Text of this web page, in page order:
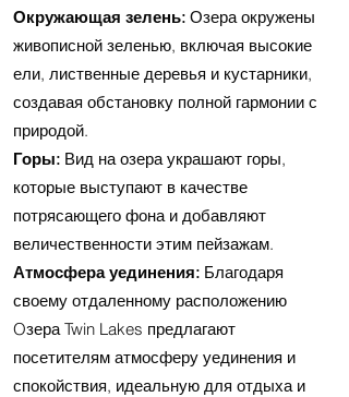
Окружающая зелень: Озера окружены
живописной зеленью, включая высокие
ели, лиственные деревья и кустарники,
создавая обстановку полной гармонии с
природой.
Горы: Вид на озера украшают горы,
которые выступают в качестве
потрясающего фона и добавляют
величественности этим пейзажам.
Атмосфера уединения: Благодаря
своему отдаленному расположению
Oзера Twin Lakes предлагают
посетителям атмосферу уединения и
спокойствия, идеальную для отдыха и